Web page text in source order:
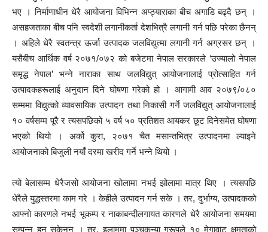
भए । निर्माणाधीन धेरै आयोजना विभिन्न अप्ठ्याराका बीच अगाडि बढ्दै छन् ।
असहजताका बीच पनि स्वदेशी लगानीकर्ता देशभित्रै लगानी गर्न पछि परेका छैनन्
। अहिले धेरै स्वतन्त्र ऊर्जा उत्पादक जलविद्युत्मा लगानी गर्न अग्रसर छन् ।
यसैबीच आर्थिक वर्ष २०७१/०७२ को बजेटमा नेपाल सरकारले ‘उज्यालो नेपाल
समृद्ध नेपाल’ भन्ने नाराका साथ जलविद्युत् आयोजनालाई प्रोत्साहित गर्न
उत्पादकहरूलाई अनुदान दिने घोषणा गरेको हो । आगामी आव २०७९/०८०
सम्ममा विद्युत्को व्यावसायिक उत्पादन तथा निकासी गर्ने जलविद्युत् आयोजनालाई
१० वर्षसम्म पूरै र त्यसपछिको ५ वर्ष ५० प्रतिशत आयकर छूट दिनेसमेत घोषणा
भएको थियो । अर्को कुरा, २०७१ चैत मसान्तभित्र उत्पादनमा ल्याइने
आयोजनाको बिजुली नयाँ दरमा खरीद गर्ने भन्ने थियो ।
त्यो बेलासम्म धेरैजसो आयोजना खोलामा नभई झोलामा मात्र थिए । त्यसपछि
धेरैले युद्धस्तरमा काम गरे । केहीले उत्पादन गर्न सके । तर, दुर्भाग्य, उत्पादकको
आफ्नो कारणले नभई भूकम्प र नाकाबन्दीलगायत कारणले धेरै आयोजना समयमा
सम्पन्न हुन सकेनन् । तर, इलाममा पञ्चकन्या ग्रूपले १० मेगावाट क्षमताको